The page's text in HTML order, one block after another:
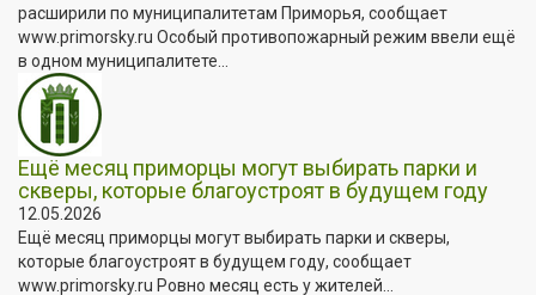
расширили по муниципалитетам Приморья, сообщает
www.primorsky.ru Особый противопожарный режим ввели ещё
в одном муниципалитете...
Ещё месяц приморцы могут выбирать парки и
скверы, которые благоустроят в будущем году
12.05.2026
Ещё месяц приморцы могут выбирать парки и скверы,
которые благоустроят в будущем году, сообщает
www.primorsky.ru Ровно месяц есть у жителей...